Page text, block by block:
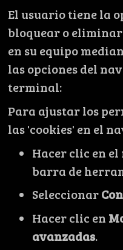
El usuario tiene la
bloquear o
en su equipo
las opciones del
terminal:
Para ajustar los
las 'cookies' en el
Hacer clic en
barra de
Seleccionar
Hacer clic en
avanzadas.